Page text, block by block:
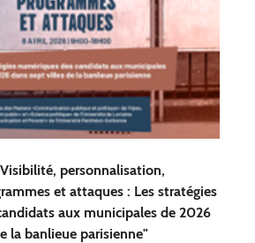
personnalisation,
et attaques : Les stratégies
aux municipales de 2026
la banlieue parisienne"